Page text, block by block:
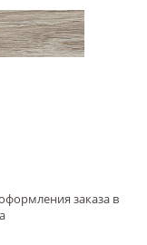
заказа в